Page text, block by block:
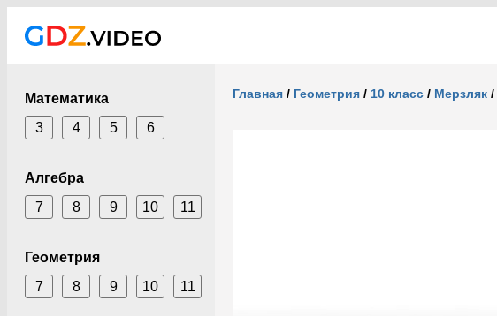
Математика
3
4 5 6
Алгебра
7
8 9 10 11
Геометрия
7
8 9 10 11
Главная / Геометрия / 10 класс / Мерзляк /